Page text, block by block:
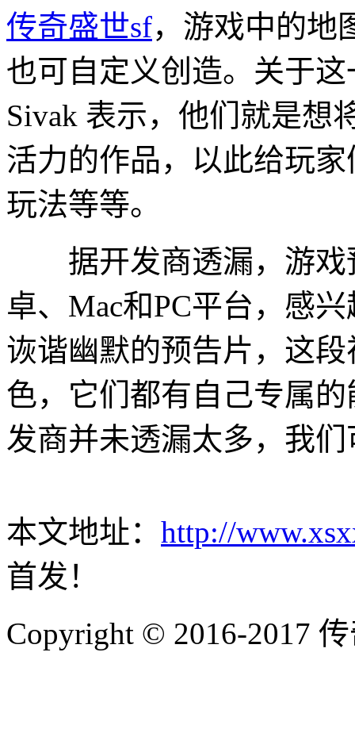
传奇盛世sf，游戏中的地
也可自定义创造。关于这
Sivak 表示，他们就是想
活力的作品，以此给玩
玩法等等。
据开发商透漏，游戏
卓、Mac和PC平台，感
诙谐幽默的预告片，这
色，它们都有自己专属
发商并未透漏太多，我
本文地址： http://
首发！
Copyright © 2016-2017